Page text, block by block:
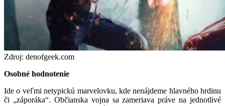
Zdroj: denofgeek.com
Osobné hodnotenie
Ide o veľmi netypickú marvelovku, kde nenájdeme hlavného hrdinu
či „záporáka“. Občianska vojna sa zameriava práve na jednotlivé